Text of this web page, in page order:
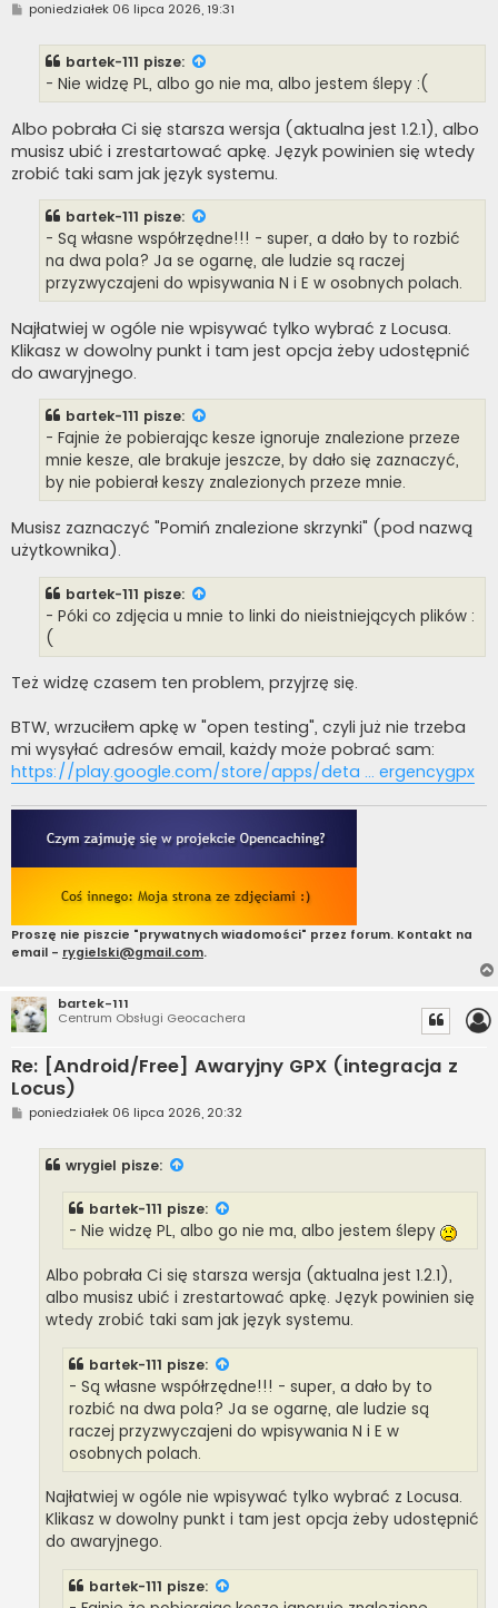
P
o
poniedziałek 06 lipca 2026, 19:31
bartek-111 pisze:
- Nie widzę PL, albo go nie ma, albo jestem ślepy :(
Albo pobrała Ci się starsza wersja (aktualna jest 1.2.1), albo
musisz ubić i zrestartować apkę. Język powinien się wtedy
zrobić taki sam jak język systemu.
bartek-111 pisze:
- Są własne współrzędne!!! - super, a dało by to rozbić
na dwa pola? Ja se ogarnę, ale ludzie są raczej
przyzwyczajeni do wpisywania N i E w osobnych polach.
Najłatwiej w ogóle nie wpisywać tylko wybrać z Locusa.
Klikasz w dowolny punkt i tam jest opcja żeby udostępnić
do awaryjnego.
bartek-111 pisze:
- Fajnie że pobierając kesze ignoruje znalezione przeze
mnie kesze, ale brakuje jeszcze, by dało się zaznaczyć,
by nie pobierał keszy znalezionych przeze mnie.
Musisz zaznaczyć "Pomiń znalezione skrzynki" (pod nazwą
użytkownika).
bartek-111 pisze:
- Póki co zdjęcia u mnie to linki do nieistniejących plików :
(
Też widzę czasem ten problem, przyjrzę się.
BTW, wrzuciłem apkę w "open testing", czyli już nie trzeba
mi wysyłać adresów email, każdy może pobrać sam:
https://play.google.com/store/apps/deta ... ergencygpx
Proszę nie piszcie "prywatnych wiadomości" przez forum. Kontakt na
email - rygielski@gmail.com.
bartek-111
Centrum Obsługi Geocachera
Re: [Android/Free] Awaryjny GPX (integracja z
Locus)
P
o
poniedziałek 06 lipca 2026, 20:32
wrygiel pisze:
bartek-111 pisze:
- Nie widzę PL, albo go nie ma, albo jestem ślepy
Albo pobrała Ci się starsza wersja (aktualna jest 1.2.1),
albo musisz ubić i zrestartować apkę. Język powinien się
wtedy zrobić taki sam jak język systemu.
bartek-111 pisze:
- Są własne współrzędne!!! - super, a dało by to
rozbić na dwa pola? Ja se ogarnę, ale ludzie są
raczej przyzwyczajeni do wpisywania N i E w
osobnych polach.
Najłatwiej w ogóle nie wpisywać tylko wybrać z Locusa.
Klikasz w dowolny punkt i tam jest opcja żeby udostępnić
do awaryjnego.
bartek-111 pisze: